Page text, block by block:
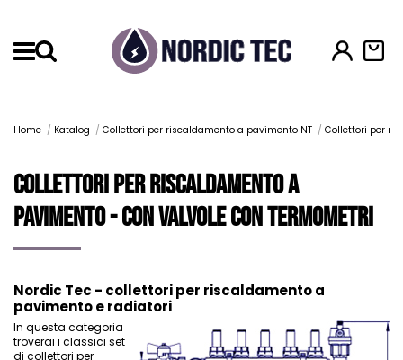
Home Katalog Collettori per riscaldamento a pavimento NT Collettori per
Collettori per riscaldamento a
pavimento - con valvole con termometri
Nordic Tec - collettori per riscaldamento a
pavimento e radiatori
In questa categoria
troverai i classici set
di collettori per